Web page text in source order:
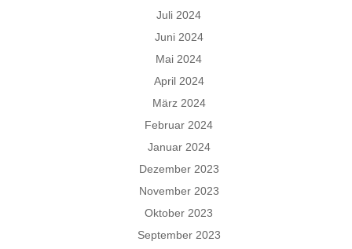
Juli 2024
Juni 2024
Mai 2024
April 2024
März 2024
Februar 2024
Januar 2024
Dezember 2023
November 2023
Oktober 2023
September 2023